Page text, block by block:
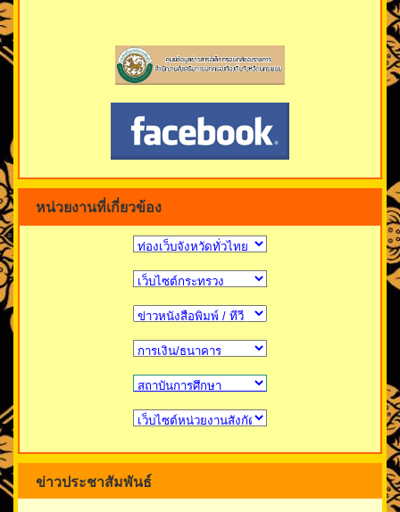
หน่วยงานที่เกี่ยวข้อง
ข่าวประชาสัมพันธ์